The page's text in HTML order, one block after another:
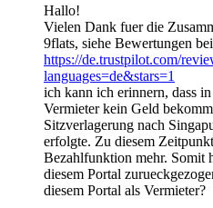
Hallo!
Vielen Dank fuer die
9flats, siehe Bewertungen
https://de.trustpilot.com/
languages=de&stars=1
ich kann ich erinnern, dass
Vermieter kein Geld
Sitzverlagerung nach
erfolgte. Zu diesem
Bezahlfunktion mehr. Somit
diesem Portal
diesem Portal als Vermieter?